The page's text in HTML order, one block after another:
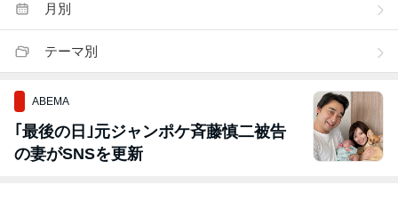
月別
テーマ別
ABEMA
｢最後の日｣元ジャンポケ斉藤慎二被告
の妻がSNSを更新